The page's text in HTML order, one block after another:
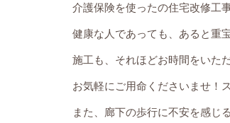
介護保険を使ったの住宅改修工
健康な人であっても、あると重
施工も、それほどお時間をいた
お気軽にご用命くださいませ！
また、廊下の歩行に不安を感じ